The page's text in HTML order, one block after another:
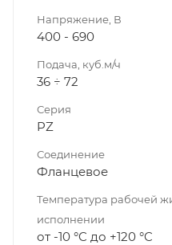
Напряжение, В
400 - 690
Подача, куб.м/ч
36 ÷ 72
Серия
PZ
Соединение
Фланцевое
Температура рабочей
исполнении
от -10 °C до +120 °C